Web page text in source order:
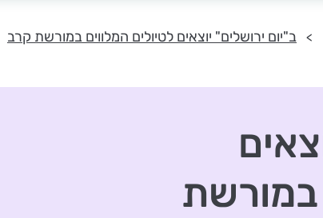
ב"יום ירושלים" יוצאים לטיולים המלווים במורשת קרב
במורשת